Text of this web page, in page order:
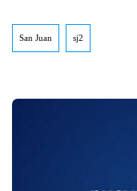
San Juan sj2